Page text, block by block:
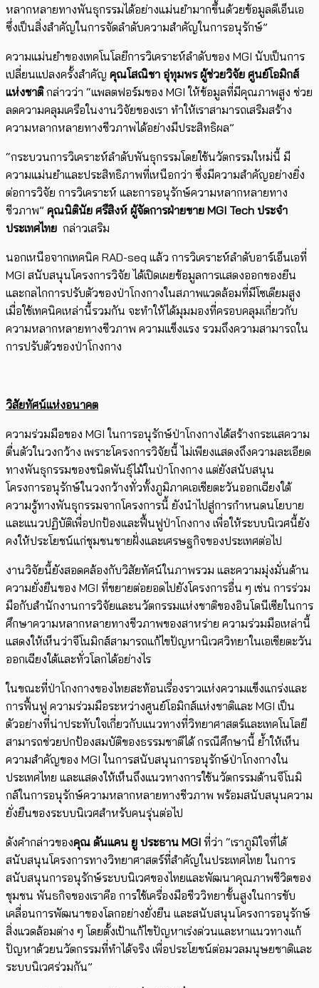
หลากหลายทางพันธุกรรมได้อย่างแม่นยำมากขึ้นด้วยข้อมูลดีเอ็นเอ
ซึ่งเป็นสิ่งสำคัญในการจัดลำดับความสำคัญในการอนุรักษ์”
ความแม่นยำของเทคโนโลยีการวิเคราะห์ลำดับของ MGI นับเป็นการ
เปลี่ยนแปลงครั้งสำคัญ คุณโสณิชา อุ่ทุมพร ผู้ช่วยวิจัย ศูนย์โอมิกส์
แห่งชาติกล่าวว่า “แพลตฟอร์มของ MGI ให้ข้อมูลที่มีคุณภาพสูง ช่วย
ลดความคลุมเครือในงานวิจัยของเรา ทำให้เราสามารถเสริมสร้าง
ความหลากหลายทางชีวภาพได้อย่างมีประสิทธิผล”
“กระบวนการวิเคราะห์ลำดับพันธุกรรมโดยใช้นวัตกรรมใหม่นี้ มี
ความแม่นยำและประสิทธิภาพที่เหนือกว่า ซึ่งมีความสำคัญอย่างยิ่ง
ต่อการวิจัย การวิเคราะห์ และการอนุรักษ์ความหลากหลายทาง
ชีวภาพ” คุณนิตินัย ศรืสิงห์ ผู้จัดการฝ่ายขาย MGI Tech ประจำ
ประเทศไทย กล่าวเสริม
นอกเหนือจากเทคนิค RAD-seq แล้ว การวิเคราะห์ลำดับอาร์เอ็นเอที่
MGI สนับสนุนโครงการวิจัย ได้เปิดเผยข้อมูลการแสดงออกของยีน
และกลไกการปรับตัวของป่าโกงกางในสภาพแวดล้อมที่มีโซเดียมสูง
เมื่อใช้เทคนิคเหล่านี้รวมกัน จะทำให้ได้มุมมองที่ครอบคลุมเกี่ยวกับ
ความหลากหลายทางชีวภาพ ความแข็งแรง รวมถึงความสามารถใน
การปรับตัวของป่าโกงกาง
วิสัยทัศน์แห่งอนาคต
ความร่วมมือของ MGI ในการอนุรักษ์ป่าโกงกางได้สร้างกระแสความ
ตื่นตัวในวงกว้าง เพราะโครงการวิจัยนี้ ไม่เพียงแสดงถึงความละเอียด
ทางพันธุกรรมของชนิดพันธุ์ไม้ในป่าโกงกาง แต่ยังสนับสนุน
โครงการอนุรักษ์ในวงกว้างทั่วทั้งภูมิภาคเอเชียตะวันออกเฉียงใต้
ความรู้ทางพันธุกรรมจากโครงการนี้ ยังนำไปสู่การกำหนดนโยบาย
และแนวปฏิบัติเพื่อปกป้องและฟื้นฟูป่าโกงกาง เพื่อให้ระบบนิเวศนี้ยัง
คงให้ประโยชน์แก่ชุมชนชายฝั่งและเศรษฐกิจของประเทศต่อไป
งานวิจัยนี้ยังสอดคล้องกับวิสัยทัศน์ในภาพรวม และความมุ่งมั่นด้าน
ความยั่งยืนของ MGI ที่ขยายต่อยอดไปยังโครงการอื่น ๆ เช่น การร่วม
มือกับสำนักงานการวิจัยและนวัตกรรมแห่งชาติของอินโดนีเซียในการ
ศึกษาความหลากหลายทางชีวภาพของสาหร่าย ความร่วมมือเหล่านี้
แสดงให้เห็นว่าจีโนมิกส์สามารถแก้ไขปัญหานิเวศวิทยาในเอเชียตะวัน
ออกเฉียงใต้และทั่วโลกได้อย่างไร
ในขณะที่ป่าโกงกางของไทยสะท้อนเรื่องราวแห่งความแข็งแกร่งและ
การฟื้นฟู ความร่วมมือระหว่างศูนย์โอมิกส์แห่งชาติและ MGI เป็น
ตัวอย่างที่น่าประทับใจเกี่ยวกับแนวทางที่วิทยาศาสตร์และเทคโนโลยี
สามารถช่วยปกป้องสมบัติของธรรมชาติได้ กรณีศึกษานี้ ย้ำให้เห็น
ความสำคัญของ MGI ในการสนับสนุนการอนุรักษ์ป่าโกงกางใน
ประเทศไทย และแสดงให้เห็นถึงแนวทางการใช้นวัตกรรมด้านจีโนมิ
กส์ในการอนุรักษ์ความหลากหลายทางชีวภาพ พร้อมสนับสนุนความ
ยั่งยืนของระบบนิเวศสำหรับคนรุ่นต่อไป
ดังคำกล่าวของคุณ ดันแคน ยู ประธาน MGI ที่ว่า “เราภูมิใจที่ได้
สนับสนุนโครงการทางวิทยาศาสตร์ที่สำคัญในประเทศไทย ในการ
สนับสนุนการอนุรักษ์ระบบนิเวศของไทยและพัฒนาคุณภาพชีวิตของ
ชุมชน พันธกิจของเราคือ การใช้เครื่องมือชีววิทยาขั้นสูงในการขับ
เคลื่อนการพัฒนาของโลกอย่างยั่งยืน และสนับสนุนโครงการอนุรักษ์
สิ่งแวดล้อมต่าง ๆ โดยตั้งเป้าแก้ไขปัญหาเร่งด่วนและหาแนวทางแก้
ปัญหาด้วยนวัตกรรมที่ทำได้จริง เพื่อประโยชน์ต่อมวลมนุษยชาติและ
ระบบนิเวศร่วมกัน”